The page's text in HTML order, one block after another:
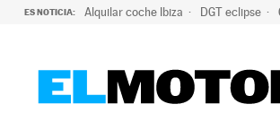
ES NOTICIA: Alquilar coche Ibiza DGT eclipse